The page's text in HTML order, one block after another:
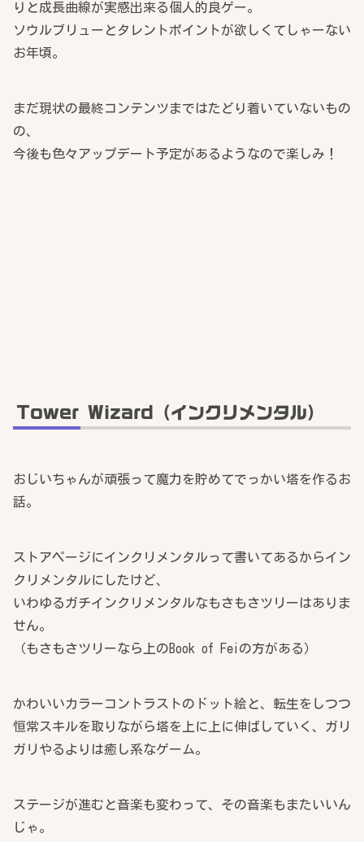
りと成長曲線が実感出来る個人的良ゲー。
ソウルブリューとタレントポイントが欲しくてしゃーない
お年頃。
まだ現状の最終コンテンツまではたどり着いていないもの
の、
今後も色々アップデート予定があるようなので楽しみ！
Tower Wizard（インクリメンタル）
おじいちゃんが頑張って魔力を貯めてでっかい塔を作るお
話。
ストアページにインクリメンタルって書いてあるからイン
クリメンタルにしたけど、
いわゆるガチインクリメンタルなもさもさツリーはありま
せん。
（もさもさツリーなら上のBook of Feiの方がある）
かわいいカラーコントラストのドット絵と、転生をしつつ
恒常スキルを取りながら塔を上に上に伸ばしていく、ガリ
ガリやるよりは癒し系なゲーム。
ステージが進むと音楽も変わって、その音楽もまたいいん
じゃ。